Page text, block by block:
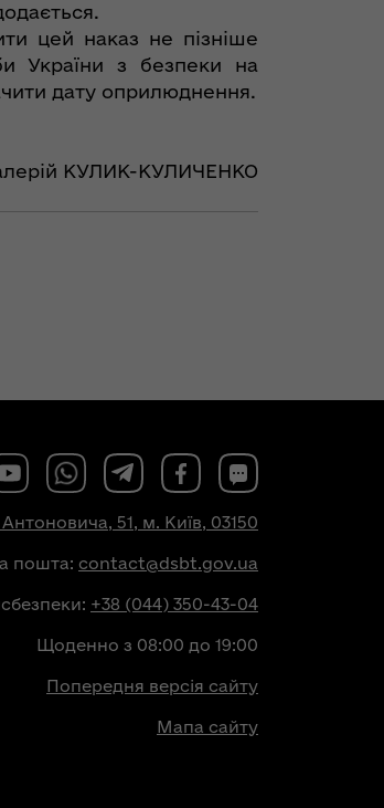
цей наказ не пізніше
України з безпеки на
дату оприлюднення.
КУЛИК-КУЛИЧЕНКО
51, м. Київ, 03150
пошта: contact@dsbt.gov.ua
+38 (044) 350-43-04
Щоденно з 08:00 до 19:00
Попередня версія сайту
Мапа сайту